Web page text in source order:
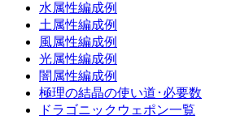
水属性編成例
土属性編成例
風属性編成例
光属性編成例
闇属性編成例
極理の結晶の使い道･必要数
ドラゴニックウェポン一覧